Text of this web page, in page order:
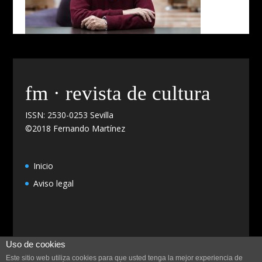
fm · revista de cultura
ISSN: 2530-0253 Sevilla
©2018 Fernando Martínez
Inicio
Aviso legal
Uso de cookies
Este sitio web utiliza cookies para que usted tenga la mejor experiencia de